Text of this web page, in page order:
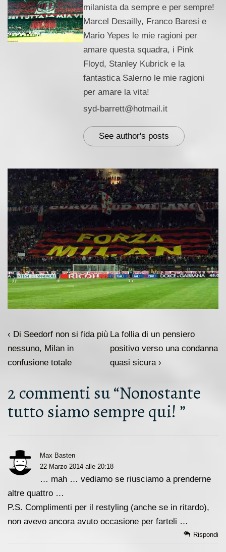
milanista da sempre e per sempre!
Marcel Desailly, Franco Baresi e
Mario Yepes le mie ragioni per
amare questa squadra, i Pink
Floyd, Stanley Kubrick e la
fantastica Salerno le mie ragioni
per amare la vita!
syd-barrett@hotmail.it
See author's posts
Navigazione
articoli
L'articolo
precedente
è
‹ Di Seedorf non si fida più
nessuno, Milan in
confusione totale
Il
prossimo
articolo
La follia di un pensiero
positivo verso una condanna
quasi sicura ›
2 commenti su “Nonostante
tutto siamo sempre qui! ”
Max Basten
22 Marzo 2014 alle 20:18
… mah … vediamo se riusciamo a prenderne
altre quattro …
P.S. Complimenti per il restyling (anche se in ritardo),
non avevo ancora avuto occasione per farteli …
Rispondi